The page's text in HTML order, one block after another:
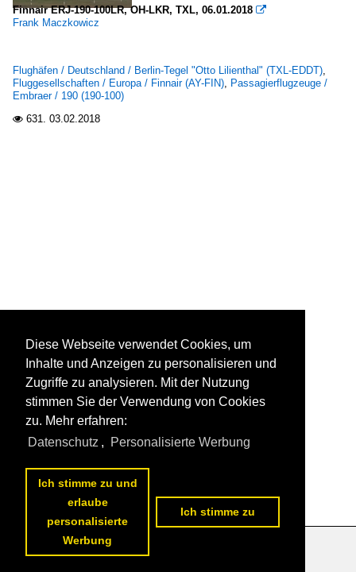
Finnair ERJ-190-100LR, OH-LKR, TXL, 06.01.2018 
Frank Maczkowicz
Flughäfen / Deutschland / Berlin-Tegel "Otto Lilienthal" (TXL-EDDT),
Fluggesellschaften / Europa / Finnair (AY-FIN), Passagierflugzeuge /
Embraer / 190 (190-100)
 631. 03.02.2018
Datenschutzerklärung
Diese Webseite verwendet Cookies, um
Inhalte und Anzeigen zu personalisieren und
Zugriffe zu analysieren. Mit der Nutzung
stimmen Sie der Verwendung von Cookies
zu. Mehr erfahren:
Datenschutz , Personalisierte Werbung
Ich stimme zu und
erlaube
personalisierte
Werbung
Ich stimme zu